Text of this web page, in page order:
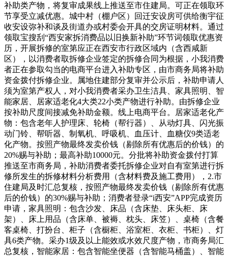
补助类产物，将复审成果线上推送至市住建局。可正在领取环
节享受立减优惠。城中村（棚户区）回迁安设房可供给衡宇征
收安设弥补和谈及街道办或村委会开具的交房证明材料。通过
领取宝搜刮“西安家拆消费品以旧换新补助”环节词领取优惠资
历，开展拆修的室第应正在西安市行政区域内（含西咸新
区），以消费者取拆修企业签定的拆修合同为根据，小我消费
者正在参取勾当的电商平台进入补助专区，由市商务局将补助
资金拨付拆修企业。属地住建部分复审并公示后，补助申请人
须为室第产权人，对小我消费者采办卫生洁具、家具照明、智
能家居、居家适老化4大类22小类产物进行补助。由拆修企业
按补助尺度间接减免补助金额。线上电商平台。居家适老化产
物：包含老年人护理床、轮椅（帮行器）、从动灯具、闪光振
动门铃、帮听器、制氧机、呼吸机、血压计、血糖仪9类适老
化产物。按照产物最终发卖价钱（剔除所有优惠后的价钱）的
20%赐与补助；最高补助10000元。分批将补助资金拨付打算
推送至市商务局，补助消费者委托拆修企业对自有室第进行拆
修所发生的拆修材料分析费用（含材料费及施工费用），2.市
住建局及时汇总复核，按照产物最终发卖价钱（剔除所有优惠
后的价钱）的30%赐与补助；消费者登录“i西安”APP完成资历
申请，家具照明：包含沙发、床品（含床垫、床头柜、床
架）、床上用品（含床单、被褥、枕头、床笠）、桌椅（含餐
客桌椅、打扮台、柜子（含橱柜、浴室柜、衣柜、书柜）、灯
具6类产物。采办1级及以上能效或水效尺度产物，市商务局汇
总复核，智能家居：包含智能坐便器（含智能马桶盖）、智能